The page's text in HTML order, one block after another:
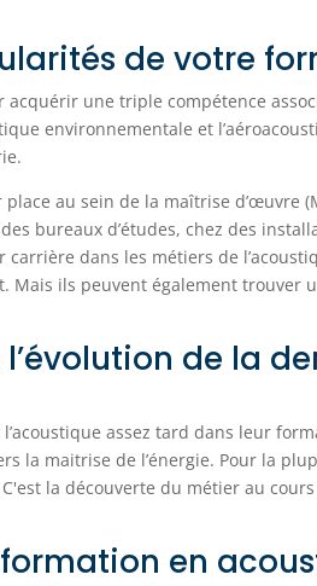
de votre
acquérir une triple compétence
environnementale et
au sein de la maîtrise d’œuvre
bureaux d’études, chez des
dans les métiers de
ils peuvent également trouver
de la
assez tard dans leur
la maitrise de l’énergie. Pour la
la découverte du métier au
en